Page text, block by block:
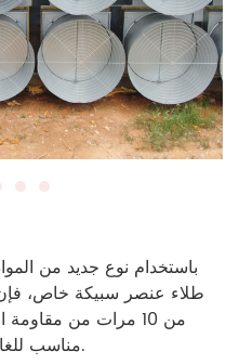
باستخدام نوع جديد من
طلاء عنصر سبيكة خاص، فإن
من 10 مرات من
مناسب للغاية لتربية الماشية والدواجن.